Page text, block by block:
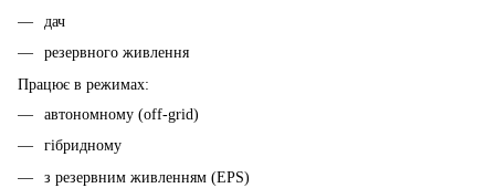
дач
резервного живлення
Працює в режимах:
автономному (off-grid)
гібридному
з резервним живленням (EPS)